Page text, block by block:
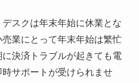
スクは年末年始に休業とな
売業にとって年末年始は繁忙
決済トラブルが起きても電
サポートが受けられませ